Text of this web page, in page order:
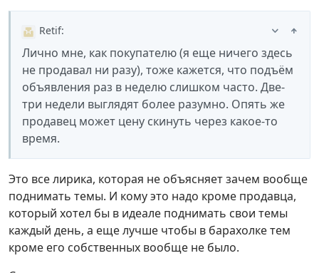
Retif:
Лично мне, как покупателю (я еще ничего здесь
не продавал ни разу), тоже кажется, что подъём
объявления раз в неделю слишком часто. Две-
три недели выглядят более разумно. Опять же
продавец может цену скинуть через какое-то
время.
Это все лирика, которая не объясняет зачем вообще
поднимать темы. И кому это надо кроме продавца,
который хотел бы в идеале поднимать свои темы
каждый день, а еще лучше чтобы в барахолке тем
кроме его собственных вообще не было.